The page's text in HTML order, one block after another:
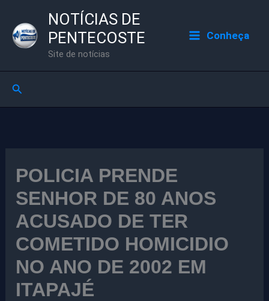
para
NOTÍCIAS DE
PENTECOSTE
Site de notícias
Conheça
Pesquisar
POLICIA PRENDE
SENHOR DE 80 ANOS
ACUSADO DE TER
COMETIDO HOMICIDIO
NO ANO DE 2002 EM
ITAPAJÉ